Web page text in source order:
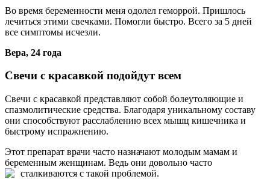
Во время беременности меня одолел геморрой. Пришлось
лечиться этими свечками. Помогли быстро. Всего за 5 дней
все симптомы исчезли.
Вера, 24 года
Свечи с красавкой подойдут всем
Свечи с красавкой представляют собой болеутоляющие и
спазмолитические средства. Благодаря уникальному составу
они способствуют расслаблению всех мышц кишечника и
быстрому испражнению.
Этот препарат врачи часто назначают молодым мамам и
беременным женщинам. Ведь они довольно часто
сталкиваются с такой проблемой.